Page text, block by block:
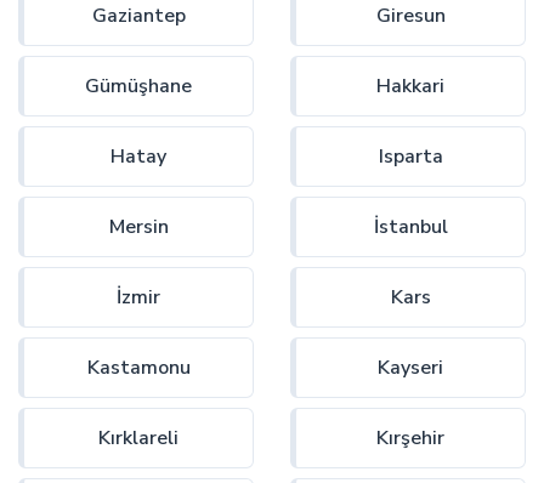
Gaziantep Giresun
Gümüşhane Hakkari
Hatay Isparta
Mersin İstanbul
İzmir Kars
Kastamonu Kayseri
Kırklareli Kırşehir